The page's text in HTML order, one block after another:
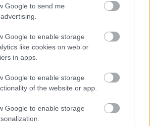
Google to send me
Google to enable storage
like cookies on web or
in apps.
Google to enable storage
of the website or app.
Google to enable storage
mert hiányzik belőle a
nem érdekel a saját fia. Purcarete
nem volt részünk az
kétségbe, mert ez szándékos.
összeköltözik a nézőivel,
elem, hiszen olyan színházról
magasra teszi a mércét, nem
kedés. Én közben beszéltem
mondta, ez teljesen rendben van.
válása… Elvárjuk a színháztól,